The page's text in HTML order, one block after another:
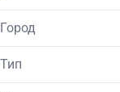
Город
Тип